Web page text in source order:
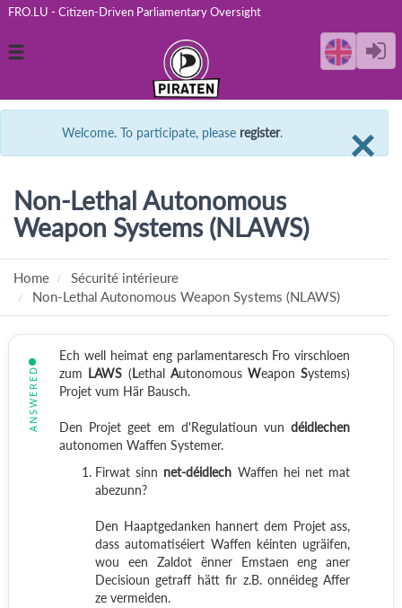
FRO.LU - Citizen-Driven Parliamentary Oversight
Toggle
×
Welcome. To participate, please register.
Non-Lethal Autonomous
Weapon Systems (NLAWS)
Home
Sécurité intérieure
Non-Lethal Autonomous Weapon Systems (NLAWS)
ANSWERED
Ech well heimat eng parlamentaresch Fro virschloen
zum LAWS (Lethal AutonomousWeaponSystems)
Projet vum Här Bausch.
Den Projet geet em d'Regulatioun vundéidlechen
autonomen Waffen Systemer.
Firwat sinn net-déidlech Waffen hei net mat
abezunn?
Den Haaptgedanken hannert dem Projet ass,
dass automatiséiert Waffen kéinten ugräifen,
wou een Zaldot ënner Emstaen eng aner
Decisioun getraff hätt fir z.B. onnéideg Affer
ze vermeiden.